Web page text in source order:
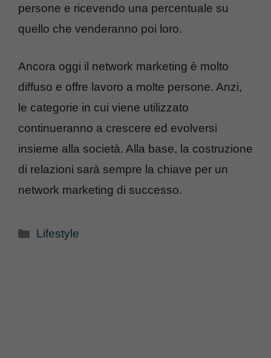
persone e ricevendo una percentuale su
quello che venderanno poi loro.
Ancora oggi il network marketing è molto
diffuso e offre lavoro a molte persone. Anzi,
le categorie in cui viene utilizzato
continueranno a crescere ed evolversi
insieme alla società. Alla base, la costruzione
di relazioni sarà sempre la chiave per un
network marketing di successo.
Categorie
Lifestyle